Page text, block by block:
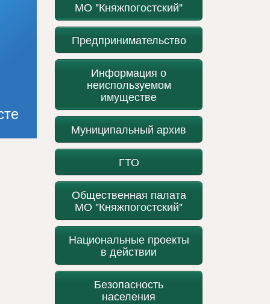
МО "Княжпогостский"
Предпринимательство
Информация о
неиспользуемом
имуществе
Муниципальный архив
ГТО
Общественная палата
МО "Княжпогостский"
Национальные проекты
в действии
Безопасность
населения